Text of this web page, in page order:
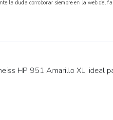
la duda corroborar siempre en la web del
HP 951 Amarillo XL, ideal